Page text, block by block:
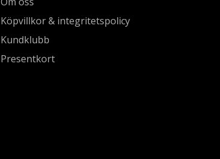
Köpvillkor & integritetspolicy
Kundklubb
Presentkort